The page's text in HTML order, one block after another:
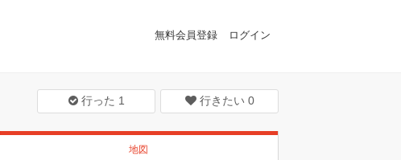
無料会員登録 ログイン
行った 1 行きたい 0
地図